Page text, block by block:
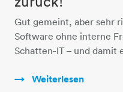
Gut gemeint, aber sehr
Software ohne interne
Schatten-IT – und damit
Weiterlesen